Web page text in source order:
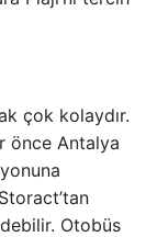
çok kolaydır.
önce Antalya
Otobüs